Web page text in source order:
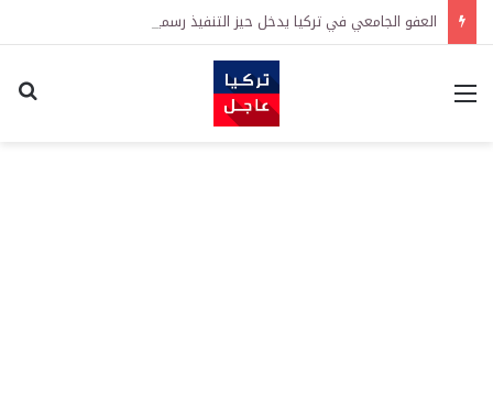
العفو الجامعي في تركيا يدخل حيز التنفيذ رسمياً
القائمة